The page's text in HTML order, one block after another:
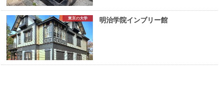
東京の大学 明治学院インブリー館